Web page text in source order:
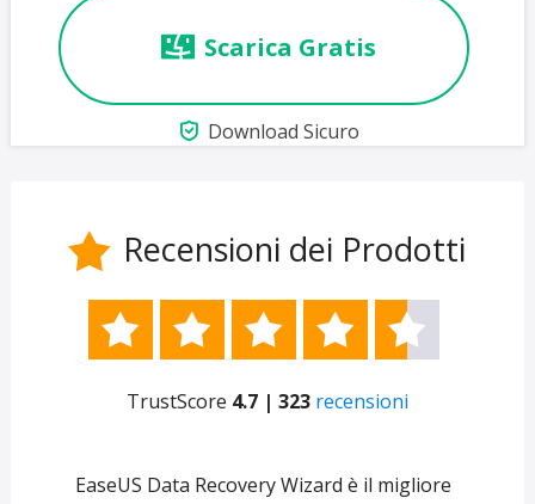
Scarica Gratis
 Download Sicuro
 Recensioni dei Prodotti
    
TrustScore 4.7 | 323 recensioni
EaseUS Data Recovery Wizard è il migliore